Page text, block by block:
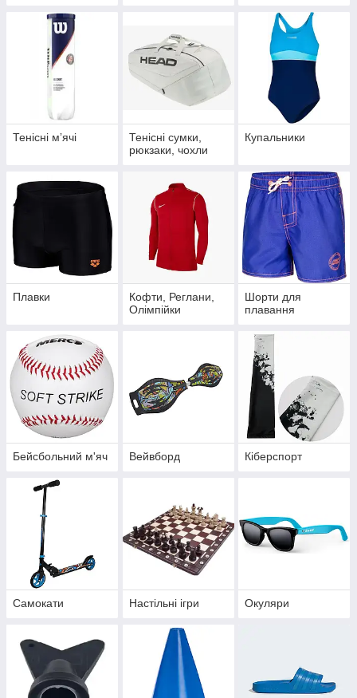
Тенісні мʼячі
Тенісні сумки,
рюкзаки, чохли
Купальники
Плавки
Кофти, Реглани,
Олімпійки
Шорти для
плавання
Бейсбольний м'яч Вейвборд Кіберспорт
Самокати Настільні ігри Окуляри